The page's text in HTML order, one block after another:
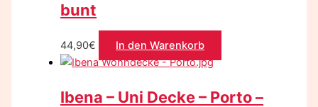
bunt
44,90€ In den Warenkorb
Ibena – Uni Decke – Porto –